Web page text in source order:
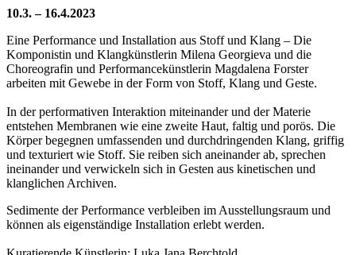
10.3. – 16.4.2023
Eine Performance und Installation aus Stoff und Klang – Die
Komponistin und Klangkünstlerin Milena Georgieva und die
Choreografin und Performancekünstlerin Magdalena Forster
arbeiten mit Gewebe in der Form von Stoff, Klang und Geste.
In der performativen Interaktion miteinander und der Materie
entstehen Membranen wie eine zweite Haut, faltig und porös. Die
Körper begegnen umfassenden und durchdringenden Klang, griffig
und texturiert wie Stoff. Sie reiben sich aneinander ab, sprechen
ineinander und verwickeln sich in Gesten aus kinetischen und
klanglichen Archiven.
Sedimente der Performance verbleiben im Ausstellungsraum und
können als eigenständige Installation erlebt werden.